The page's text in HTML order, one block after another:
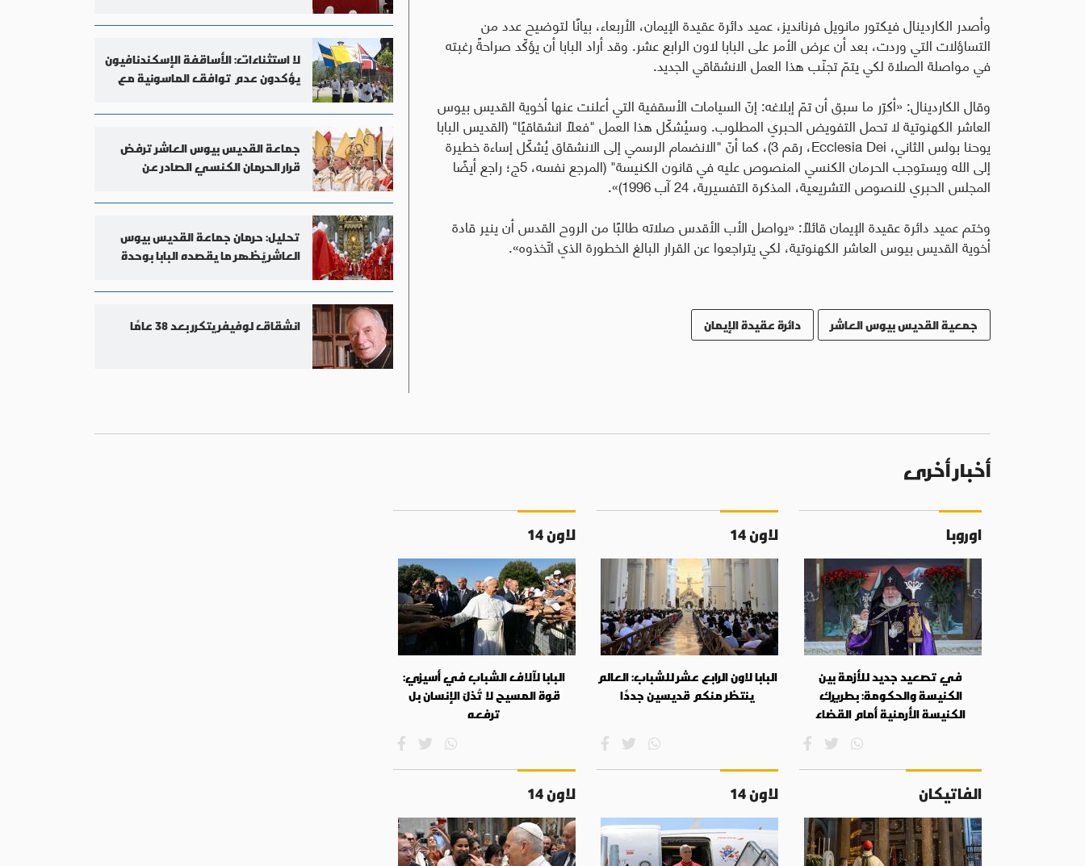
وأصدر الكاردينال فيكتور مانويل فرنانديز، عميد دائرة عقيدة الإيمان، الأربعاء، بيانًا لتوضيح عدد من
التساؤلات التي وردت، بعد أن عرض الأمر على البابا لاون الرابع عشر. وقد أراد البابا أن يؤكّد صراحةً رغبته
في مواصلة الصلاة لكي يتمّ تجنّب هذا العمل الانشقاقي الجديد.
وقال الكاردينال: «أكرّر ما سبق أن تمّ إبلاغه: إنّ السيامات الأسقفية التي أعلنت عنها أخوية القديس بيوس
العاشر الكهنوتية لا تحمل التفويض الحبري المطلوب. وسيُشكّل هذا العمل "فعلاً انشقاقيًا" (القديس البابا
يوحنا بولس الثاني، Ecclesia Dei ، رقم 3)، كما أنّ "الانضمام الرسمي إلى الانشقاق يُشكّل إساءة خطيرة
إلى الله ويستوجب الحرمان الكنسي المنصوص عليه في قانون الكنيسة" (المرجع نفسه، 5ج؛ راجع أيضًا
المجلس الحبري للنصوص التشريعية، المذكرة التفسيرية، 24 آب 1996)».
وختم عميد دائرة عقيدة الإيمان قائلًا: «يواصل الأب الأقدس صلاته طالبًا من الروح القدس أن ينير قادة
أخوية القديس بيوس العاشر الكهنوتية، لكي يتراجعوا عن القرار البالغ الخطورة الذي اتّخذوه».
جمعية القديس بيوس العاشر دائرة عقيدة الإيمان
لا استثناءات: الأساقفة الإسكندنافيون
يؤكدون عدم توافق الماسونية مع
جماعة القديس بيوس العاشر ترفض
قرار الحرمان الكنسي الصادر عن
تحليل: حرمان جماعة القديس بيوس
العاشر يُظهر ما يقصده البابا بوحدة
انشقاق لوفيفر يتكرر بعد 38 عامًا
أخبار أخرى
اوروبا
في تصعيد جديد للأزمة بين
الكنيسة والحكومة: بطريرك
الكنيسة الأرمنية أمام القضاء
لاون 14
البابا لاون الرابع عشر للشباب: العالم
ينتظر منكم قديسين جددًا
لاون 14
البابا لآلاف الشباب في أسيزي:
قوة المسيح لا تُذلّ الإنسان بل
ترفعه
الفاتيكان لاون 14 لاون 14